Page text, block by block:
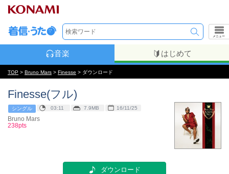
メニュー
音楽 はじめて
TOP > Bruno Mars > Finesse > ダウンロード
Finesse(フル)
シングル 03:11 7.9MB 16/11/25
Bruno Mars
238pts
ダウンロード